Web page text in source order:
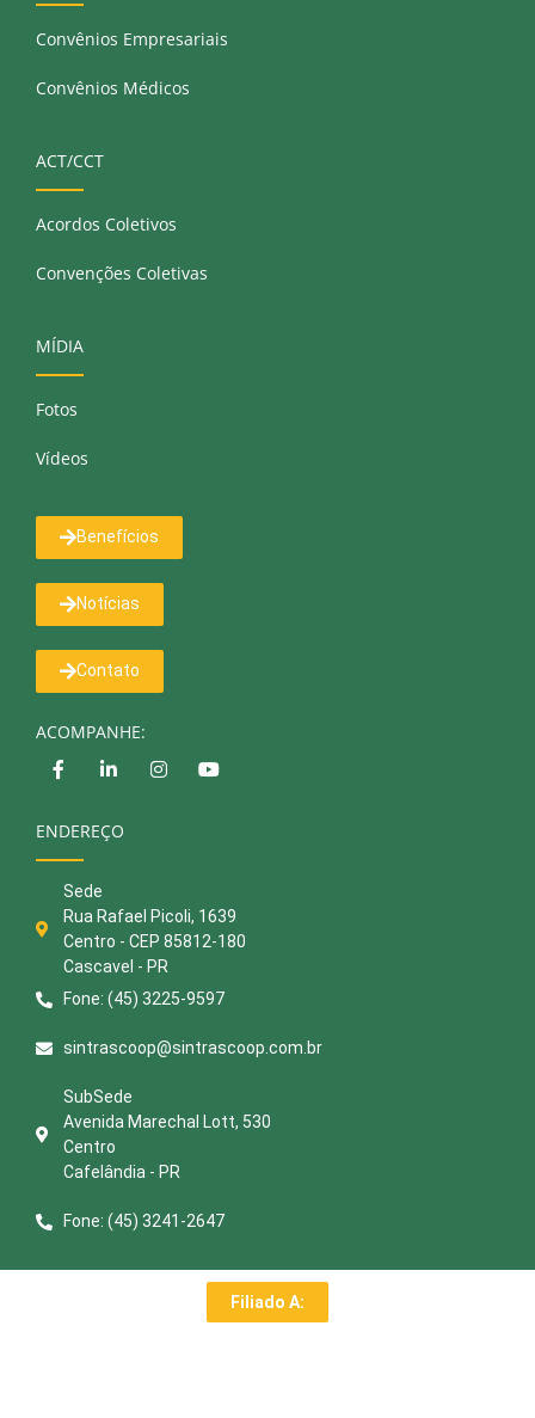
Convênios Empresariais
Convênios Médicos
ACT/CCT
Acordos Coletivos
Convenções Coletivas
MÍDIA
Fotos
Vídeos
Benefícios
Notícias
Contato
ACOMPANHE:
ENDEREÇO
Sede
Rua Rafael Picoli, 1639
Centro - CEP 85812-180
Cascavel - PR
Fone: (45) 3225-9597
sintrascoop@sintrascoop.com.br
SubSede
Avenida Marechal Lott, 530
Centro
Cafelândia - PR
Fone: (45) 3241-2647
Filiado A: